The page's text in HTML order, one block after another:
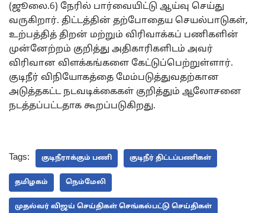
(ஜூலை.6) நேரில் பார்வையிட்டு ஆய்வு செய்து
வருகிறார். திட்டத்தின் தற்போதைய செயல்பாடுகள்,
உற்பத்தித் திறன் மற்றும் விரிவாக்கப் பணிகளின்
முன்னேற்றம் குறித்து அதிகாரிகளிடம் அவர்
விரிவான விளக்கங்களை கேட்டுப்பெற்றுள்ளார்.
குடிநீர் விநியோகத்தை மேம்படுத்துவதற்கான
அடுத்தகட்ட நடவடிக்கைகள் குறித்தும் ஆலோசனை
நடத்தப்பட்டதாக கூறப்படுகிறது.
Tags: குடிநீராக்கும் பணி குடிநீர் திட்டப்பணிகள்
தமிழகம் நெம்மேலி
முதல்வர் விஜய் செய்திகள் செங்கல்பட்டு செய்திகள்